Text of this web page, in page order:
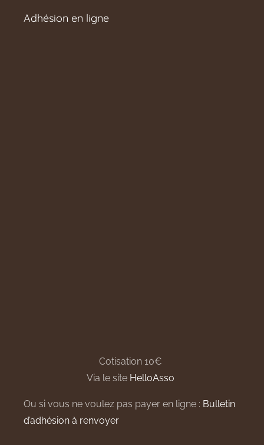
Adhésion en ligne
Cotisation 10€
Via le site HelloAsso
Ou si vous ne voulez pas payer en ligne : Bulletin
d’adhésion à renvoyer